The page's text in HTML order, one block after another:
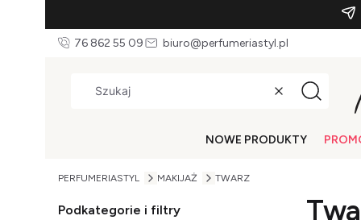
76 862 55 09 biuro@perfumeriastyl.pl
WyczyśćSzukaj
NOWE PRODUKTY
PERFUMERIASTYL MAKIJAŻ TWARZ
Podkategorie i filtry